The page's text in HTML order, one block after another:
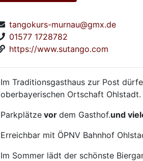
tangokurs-murnau@gmx.de
01577 1728782
https://www.sutango.com
Im Traditionsgasthaus zur Post
oberbayerischen Ortschaft Ohlstadt.
Parkplätze vor dem Gasthof.und
Erreichbar mit ÖPNV Bahnhof
Im Sommer lädt der schönste